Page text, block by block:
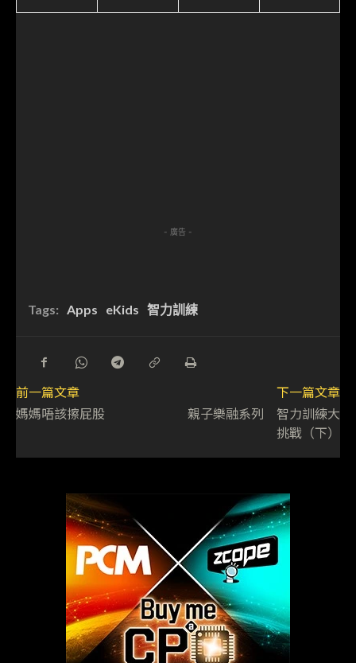
- 廣告 -
Tags: Apps eKids 智力訓練
前一篇文章
媽媽唔該擦屁股
下一篇文章
親子樂融系列 智力訓練大
挑戰（下）